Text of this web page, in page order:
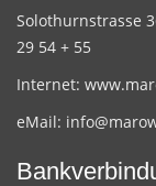
Solothurnstrasse
29 54 + 55
Internet:
eMail: